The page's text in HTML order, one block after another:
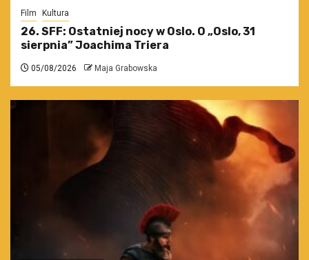
Film Kultura
26. SFF: Ostatniej nocy w Oslo. O „Oslo, 31
sierpnia” Joachima Triera
05/08/2026 Maja Grabowska